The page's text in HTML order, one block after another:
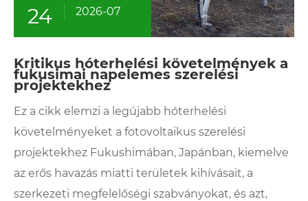
24 2026-07
Kritikus hóterhelési követelmények a
fukusimai napelemes szerelési
projektekhez
Ez a cikk elemzi a legújabb hóterhelési
követelményeket a fotovoltaikus szerelési
projektekhez Fukushimában, Japánban, kiemelve
az erős havazás miatti területek kihívásait, a
szerkezeti megfelelőségi szabványokat, és azt,